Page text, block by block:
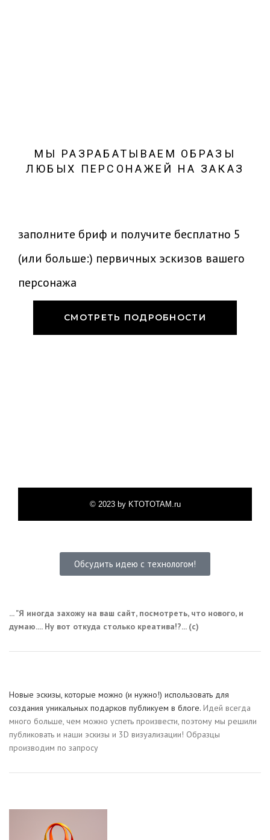
МЫ РАЗРАБАТЫВАЕМ ОБРАЗЫ
ЛЮБЫХ ПЕРСОНАЖЕЙ НА ЗАКАЗ
заполните бриф и получите бесплатно 5
(или больше:) первичных эскизов вашего
персонажа
СМОТРЕТЬ ПОДРОБНОСТИ
© 2023 by KTOTOTAM.ru
Обсудить идею с технологом!
... "Я иногда захожу на ваш сайт, посмотреть, что нового, и
думаю.... Ну вот откуда столько креатива!?... (с)
Новые эскизы, которые можно (и нужно!) использовать для
создания уникальных подарков публикуем в блоге. Идей всегда
много больше, чем можно успеть произвести, поэтому мы решили
публиковать и наши эскизы и 3D визуализации! Образцы
производим по запросу